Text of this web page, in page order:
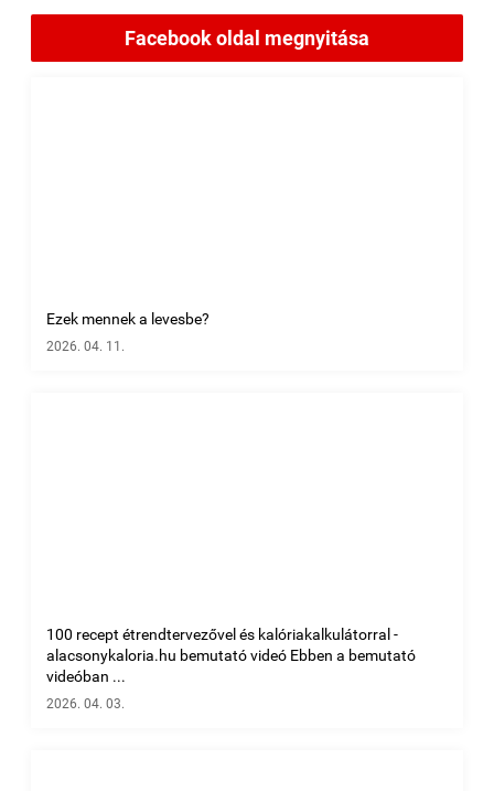
Facebook oldal megnyitása
Ezek mennek a levesbe?
2026. 04. 11.
100 recept étrendtervezővel és kalóriakalkulátorral -
alacsonykaloria.hu bemutató videó Ebben a bemutató
videóban ...
2026. 04. 03.